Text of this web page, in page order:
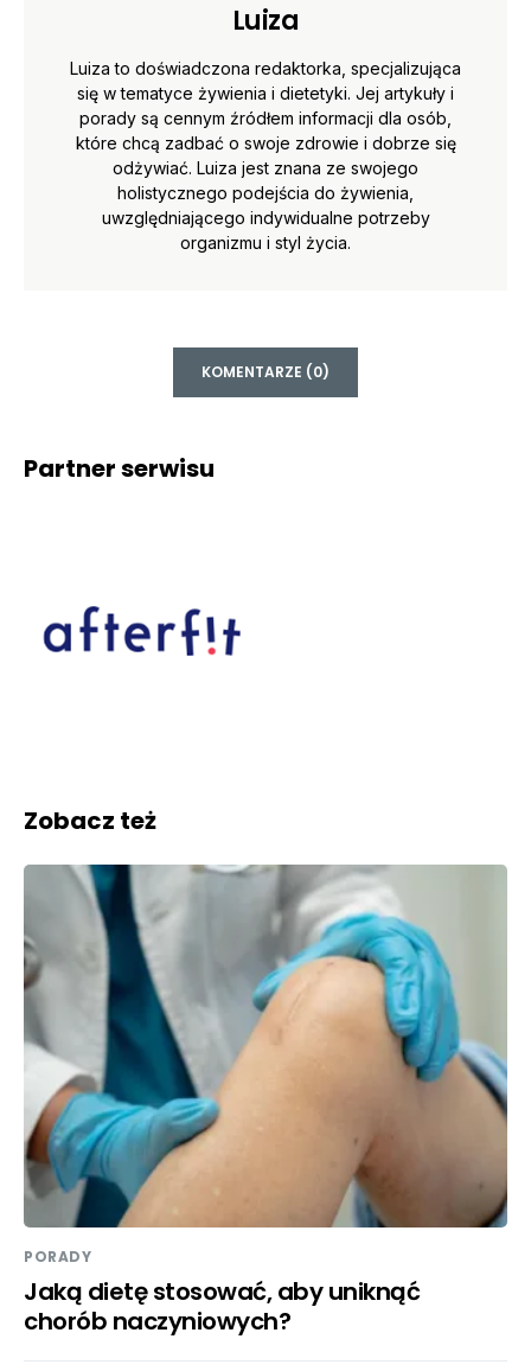
Luiza
Luiza to doświadczona redaktorka, specjalizująca
się w tematyce żywienia i dietetyki. Jej artykuły i
porady są cennym źródłem informacji dla osób,
które chcą zadbać o swoje zdrowie i dobrze się
odżywiać. Luiza jest znana ze swojego
holistycznego podejścia do żywienia,
uwzględniającego indywidualne potrzeby
organizmu i styl życia.
KOMENTARZE (0)
Partner serwisu
Zobacz też
PORADY
Jaką dietę stosować, aby uniknąć
chorób naczyniowych?